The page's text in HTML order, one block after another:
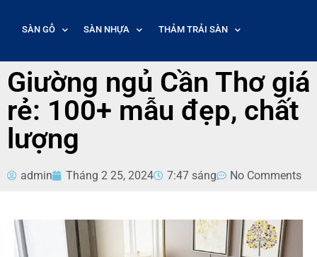
SÀN GỖ SÀN NHỰA THẢM TRẢI SÀN
Giường ngủ Cần Thơ giá
rẻ: 100+ mẫu đẹp, chất
lượng
admin Tháng 2 25, 2024 7:47 sáng No Comments